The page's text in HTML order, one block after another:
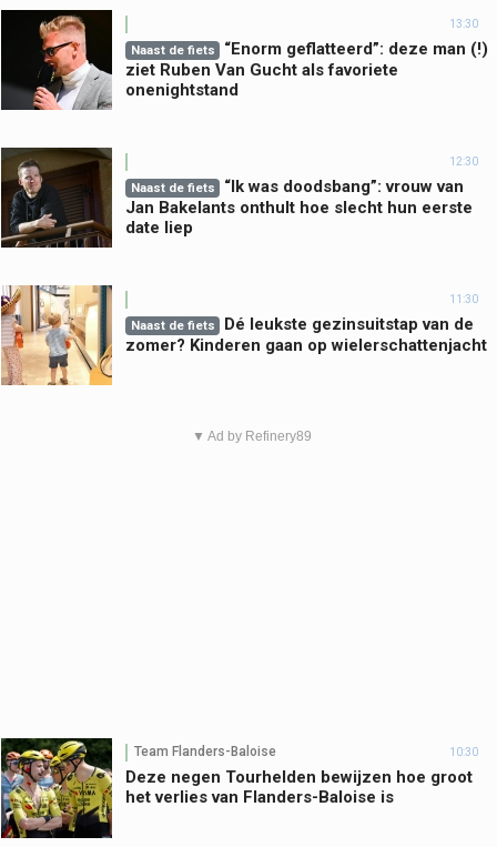
13:30
Naast de fiets
“Enorm geflatteerd”: deze man (!)
ziet Ruben Van Gucht als favoriete
onenightstand
12:30
Naast de fiets
“Ik was doodsbang”: vrouw van
Jan Bakelants onthult hoe slecht hun eerste
date liep
11:30
Naast de fiets
Dé leukste gezinsuitstap van de
zomer? Kinderen gaan op wielerschattenjacht
▼ Ad by Refinery89
Team Flanders-Baloise 10:30
Deze negen Tourhelden bewijzen hoe groot
het verlies van Flanders-Baloise is